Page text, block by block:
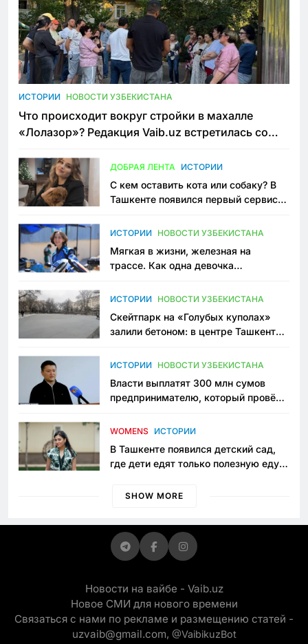
ИСТОРИИ НОВОСТИ УЗБЕКИСТАНА
Что происходит вокруг стройки в махалле
«Лолазор»? Редакция Vaib.uz встретилась со
ДОБРАЯ ЛЕНТА ИСТОРИИ
С кем оставить кота или собаку? В
Ташкенте появился первый сервис
ИСТОРИИ НОВОСТИ УЗБЕКИСТАНА
Мягкая в жизни, железная на
трассе. Как одна девочка
Узбекистане
ИСТОРИИ НОВОСТИ УЗБЕКИСТАНА
Скейтпарк на «Голубых куполах»
залили бетоном: в центре Ташкента
пространство
ИСТОРИИ НОВОСТИ УЗБЕКИСТАНА
Власти выплатят 300 млн сумов
предпринимателю, который провёл
приговору
WOMENS ИСТОРИИ
В Ташкенте появился детский сад,
где дети едят только полезную еду.
просить «кашу без сахара»
SHOW MORE
Новости на вайбе - Vaib.uz
Новое СМИ для нового времени
Связаться с нами по рекламе и размещению статей -
uzvaib@gmail.com, @VaibikuzBot